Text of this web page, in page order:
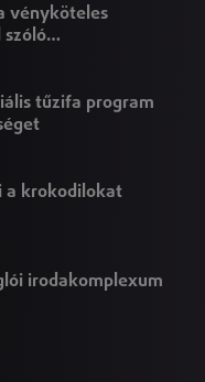
vényköteles
szóló
tűzifa program
a krokodilokat
irodakomplexum